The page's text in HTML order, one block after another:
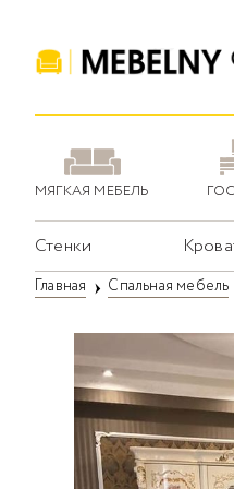
МЯГКАЯ МЕБЕЛЬ
Стенки
Главная Спальная мебель